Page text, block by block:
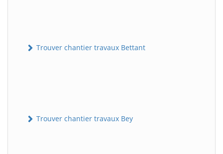
Trouver chantier travaux Bettant
Trouver chantier travaux Bey